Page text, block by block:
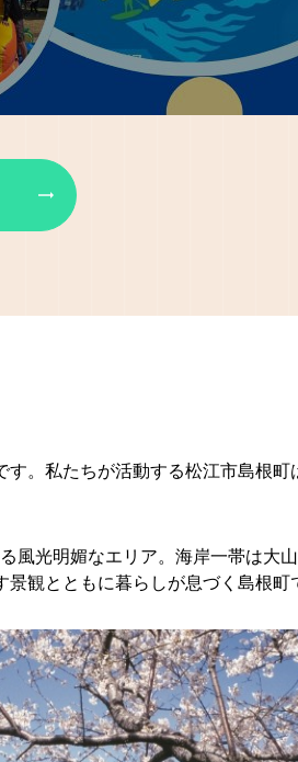
。私たちが活動する松江市島根町
風光明媚なエリア。海岸一帯は大
観とともに暮らしが息づく島根町